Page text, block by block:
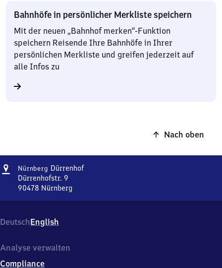
Bahnhöfe in persönlicher Merkliste speichern
Mit der neuen „Bahnhof merken“-Funktion
speichern Reisende Ihre Bahnhöfe in Ihrer
persönlichen Merkliste und greifen jederzeit auf
alle Infos zu
Nach oben
Adresse
Nürnberg DürrenhofNürnberg-
Dürrenhofstr. 9
90478 Nürnberg
Dürrenhofstr.
9,
0
DeutschEnglish
Analyse verwalten
Compliance